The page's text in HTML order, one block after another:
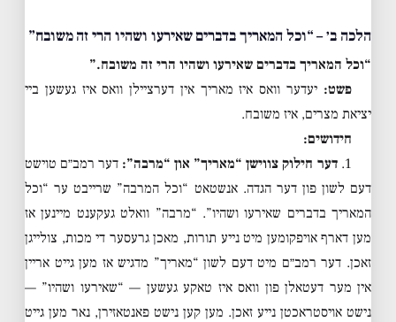
הלכה ב׳ – “וכל המאריך בדברים שאירעו ושהיו הרי זה משובח”
“וכל המאריך בדברים שאירעו ושהיו הרי זה משובח.”
פשט: יעדער וואס איז מאריך אין דערציילן וואס איז געשען ביי
יציאת מצרים, איז משובח.
חידושים:
1. דער חילוק צווישן “מאריך” און “מרבה”: דער רמב״ם טוישט
דעם לשון פון דער הגדה. אנשטאט “וכל המרבה” שרייבט ער “וכל
המאריך בדברים שאירעו ושהיו”. “מרבה” וואלט געקענט מיינען אז
מען דארף אויפקומען מיט נייע תורות, מאכן גרעסער די מכות, צולייגן
זאכן. דער רמב״ם מיט דעם לשון “מאריך” מדגיש אז מען גייט אריין
אין מער דעטאלן פון וואס איז טאקע געשען — “שאירעו ושהיו” —
נישט אויסטראכטן נייע זאכן. מען קען נישט פאנטאזירן, נאר מען גייט